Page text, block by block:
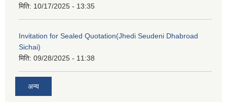
मिति: 10/17/2025 - 13:35
Invitation for Sealed Quotation(Jhedi Seudeni Dhabroad
Sichai)
मिति: 09/28/2025 - 11:38
अन्य